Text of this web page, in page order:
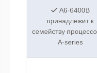
A6-6400B
принадлежит к
семейству
A-series